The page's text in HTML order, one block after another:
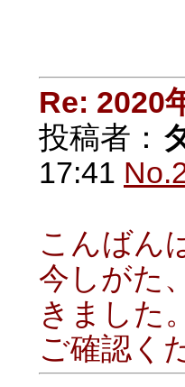
Re: 2020
投稿者：
17:41
こんばん
今しがた
きました
ご確認く